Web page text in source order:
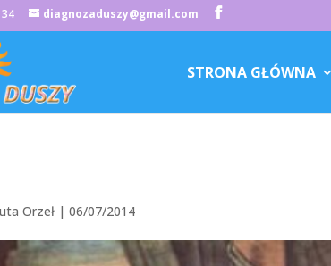
diagnozaduszy@gmail.com
STRONA GŁÓWNA
Orzeł | 06/07/2014